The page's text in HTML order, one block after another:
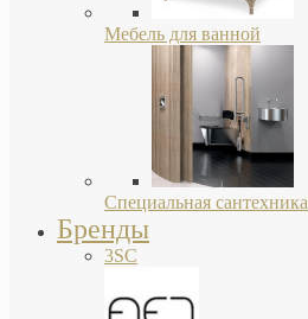
Мебель для ванной
Специальная сантехника
Бренды
3SC